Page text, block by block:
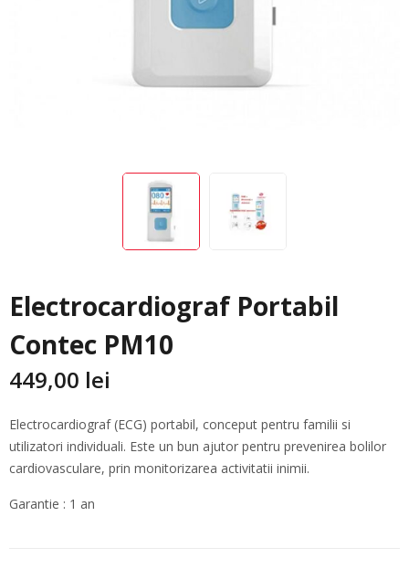
Electrocardiograf Portabil
Contec PM10
449,00 lei
Electrocardiograf (ECG) portabil, conceput pentru familii si
utilizatori individuali. Este un bun ajutor pentru prevenirea bolilor
cardiovasculare, prin monitorizarea activitatii inimii.
Garantie : 1 an